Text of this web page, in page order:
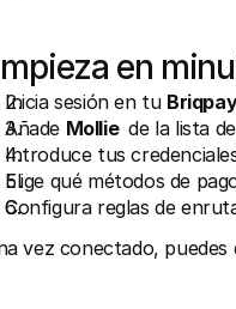
en
Inicia sesión en tu
Añade Mollie de la lista
Introduce tus
Elige qué métodos de
Configura reglas de
vez conectado,